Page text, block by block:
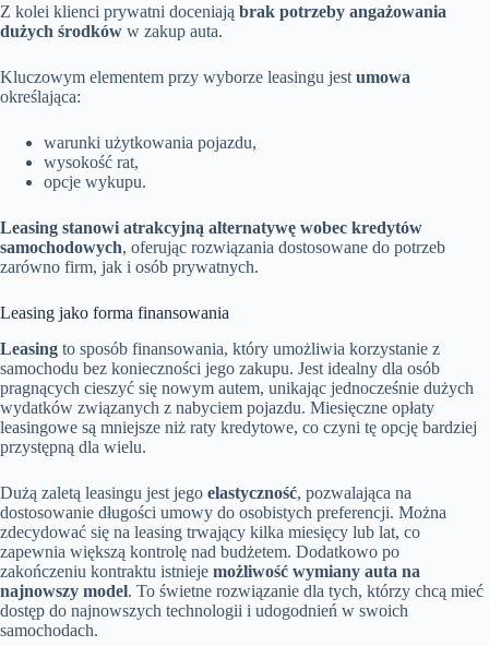
Z kolei klienci prywatni doceniają brak potrzeby angażowania
dużych środków w zakup auta.
Kluczowym elementem przy wyborze leasingu jest umowa
określająca:
warunki użytkowania pojazdu,
wysokość rat,
opcje wykupu.
Leasing stanowi atrakcyjną alternatywę wobec kredytów
samochodowych, oferując rozwiązania dostosowane do potrzeb
zarówno firm, jak i osób prywatnych.
Leasing jako forma finansowania
Leasing to sposób finansowania, który umożliwia korzystanie z
samochodu bez konieczności jego zakupu. Jest idealny dla osób
pragnących cieszyć się nowym autem, unikając jednocześnie dużych
wydatków związanych z nabyciem pojazdu. Miesięczne opłaty
leasingowe są mniejsze niż raty kredytowe, co czyni tę opcję bardziej
przystępną dla wielu.
Dużą zaletą leasingu jest jego elastyczność, pozwalająca na
dostosowanie długości umowy do osobistych preferencji. Można
zdecydować się na leasing trwający kilka miesięcy lub lat, co
zapewnia większą kontrolę nad budżetem. Dodatkowo po
zakończeniu kontraktu istnieje możliwość wymiany auta na
najnowszy model. To świetne rozwiązanie dla tych, którzy chcą mieć
dostęp do najnowszych technologii i udogodnień w swoich
samochodach.